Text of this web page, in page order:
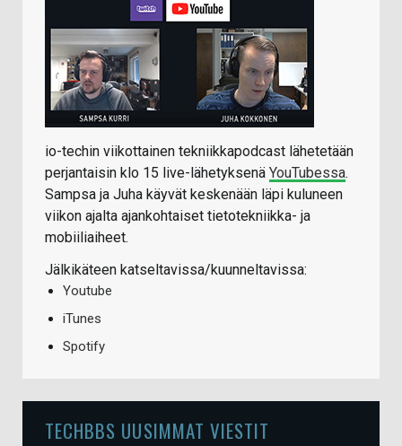
io-techin viikottainen tekniikkapodcast lähetetään
perjantaisin klo 15 live-lähetyksenä YouTubessa.
Sampsa ja Juha käyvät keskenään läpi kuluneen
viikon ajalta ajankohtaiset tietotekniikka- ja
mobiiliaiheet.
Jälkikäteen katseltavissa/kuunneltavissa:
Youtube
iTunes
Spotify
TECHBBS UUSIMMAT VIESTIT